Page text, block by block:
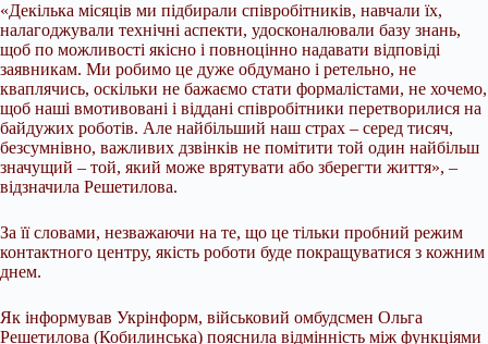
«Декілька місяців ми підбирали співробітників, навчали їх,
налагоджували технічні аспекти, удосконалювали базу знань,
щоб по можливості якісно і повноцінно надавати відповіді
заявникам. Ми робимо це дуже обдумано і ретельно, не
кваплячись, оскільки не бажаємо стати формалістами, не хочемо,
щоб наші вмотивовані і віддані співробітники перетворилися на
байдужих роботів. Але найбільший наш страх – серед тисяч,
безсумнівно, важливих дзвінків не помітити той один найбільш
значущий – той, який може врятувати або зберегти життя», –
відзначила Решетилова.
За її словами, незважаючи на те, що це тільки пробний режим
контактного центру, якість роботи буде покращуватися з кожним
днем.
Як інформував Укрінформ, військовий омбудсмен Ольга
Решетилова (Кобилинська) пояснила відмінність між функціями